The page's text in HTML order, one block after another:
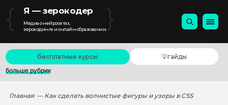
{ Я — зерокодер
Медиа о нейросетях,
зерокодинге и онлайн-образовании}
бесплатные курсы
💡гайды
больше рубрик
Главная — Как сделать волнистые фигуры и узоры в CSS